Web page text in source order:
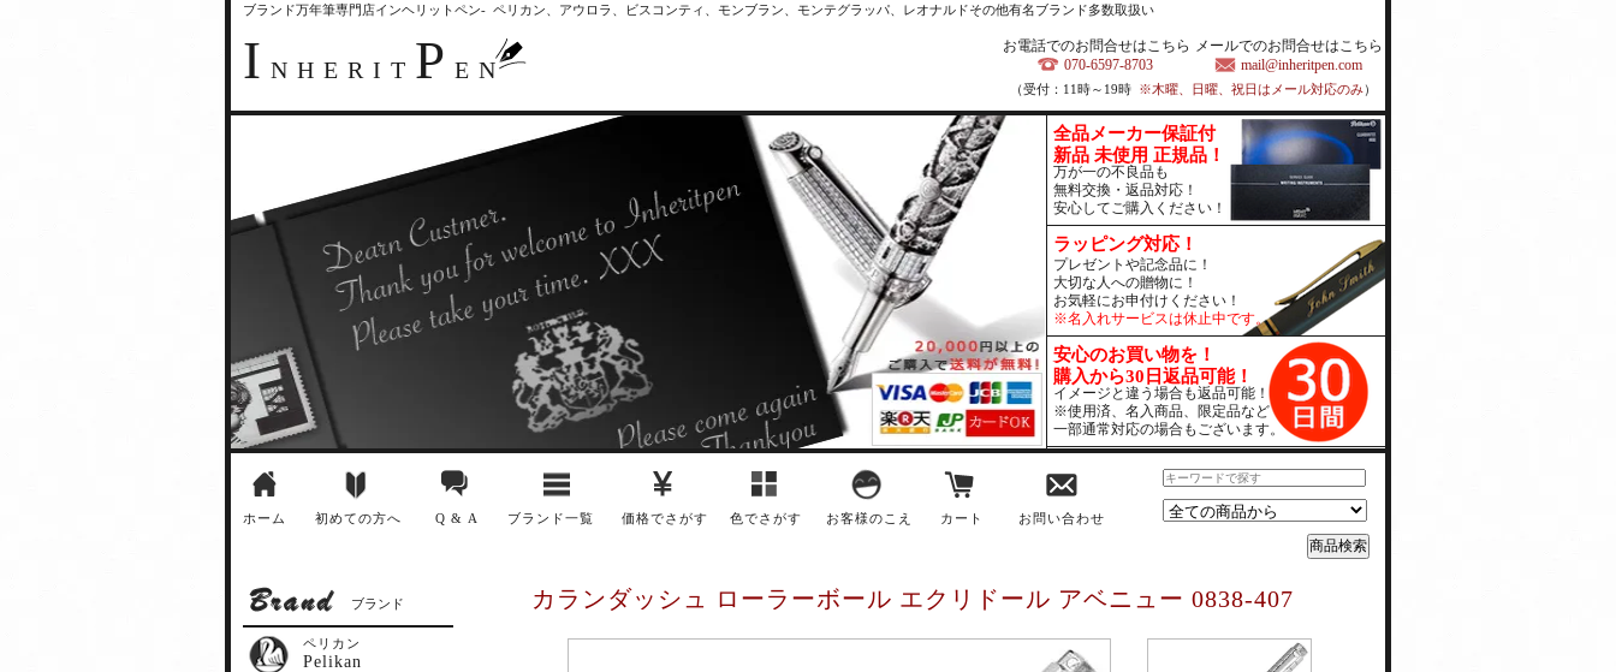
ブランド万年筆専門店インヘリットペン- ペリカン、アウロラ、ビスコンティ、モンブラン、モンテグラッパ、レオナルドその他有名ブランド多数取扱い
I NHERIT P EN
お電話でのお問合せはこちら
070-6597-8703
メールでのお問合せはこちら
mail@inheritpen.com
（受付：11時～19時 ※木曜、日曜、祝日はメール対応のみ）
全品メーカー保証付
新品 未使用 正規品！
万が一の不良品も
無料交換・返品対応！
安心してご購入ください！
ラッピング対応！
プレゼントや記念品に！
大切な人への贈物に！
お気軽にお申付けください！
※名入れサービスは休止中です。
安心のお買い物を！
購入から30日返品可能！
イメージと違う場合も返品可能！
※使用済、名入商品、限定品など
一部通常対応の場合もございます。
ホーム 初めての方へ Q & A ブランド一覧 価格でさがす 色でさがす お客様のこえ カート お問い合わせ
カランダッシュ ローラーボール エクリドール アベニュー 0838-407
ブランド
ペリカン
Pelikan